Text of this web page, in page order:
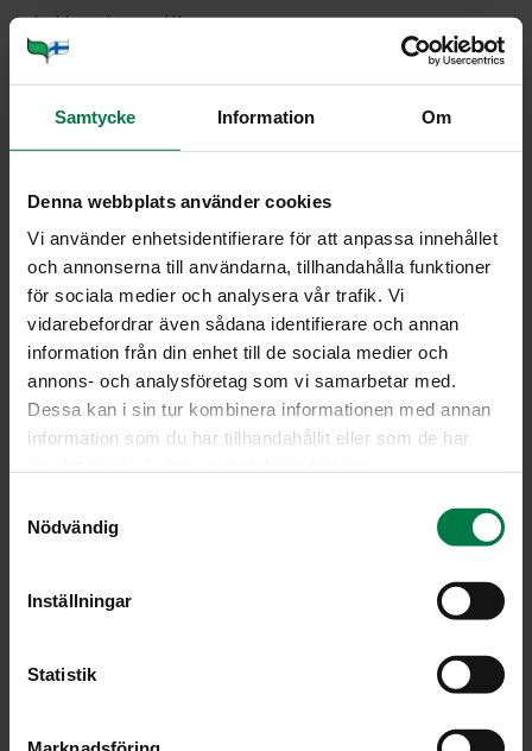
Samtycke Information Om
Denna webbplats använder cookies
Vi använder enhetsidentifierare för att anpassa innehållet
och annonserna till användarna, tillhandahålla funktioner
för sociala medier och analysera vår trafik. Vi
vidarebefordrar även sådana identifierare och annan
information från din enhet till de sociala medier och
annons- och analysföretag som vi samarbetar med.
Dessa kan i sin tur kombinera informationen med annan
information som du har tillhandahållit eller som de har
Nödvändig
Inställningar
Statistik
4kpl isoa tomaattia
100g herkkusieniä
1dl hienonnettua palvikinkkua tai esim.
kalkkunaleikkelettä
1rkl rypsiöljyä
suolaa
kpl munaa
dl juustoraastetta
ruohosipulia
Leikkaa tomaateista viipale kantaosaa. Koverra
sisukset pois lusikan avulla. Voit käyttää ne
ruoanvalmistuksessa tai syödä saman tien. Valuta
tomaatit alassuin käännettyinä.
Hienonna sienet ja kinkku- tai kalkkunaviipaleet.
Kuumenna pannulla tilkka öljyä ja paista
hienonnettu kinkku tai kalkkuna, kuumenna ja mausta
Täytä tomaatit sieni-lihaseoksella.
Valuta jokaisen tomaatin päälle varovasti yksi muna.